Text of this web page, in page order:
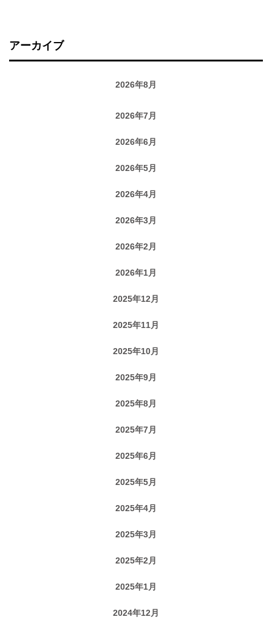
アーカイブ
2026年8月
2026年7月
2026年6月
2026年5月
2026年4月
2026年3月
2026年2月
2026年1月
2025年12月
2025年11月
2025年10月
2025年9月
2025年8月
2025年7月
2025年6月
2025年5月
2025年4月
2025年3月
2025年2月
2025年1月
2024年12月